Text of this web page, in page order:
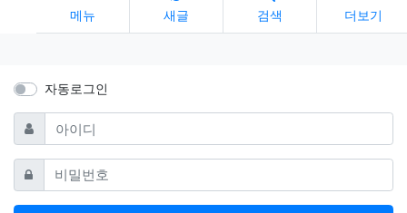
메뉴 새글 검색 더보기
자동로그인
아이디 필수
비밀번호필수